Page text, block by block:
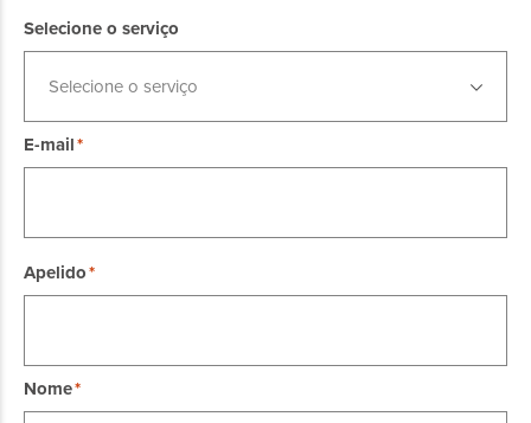
Selecione o serviço
Selecione o serviço
E-mail
Apelido
Nome